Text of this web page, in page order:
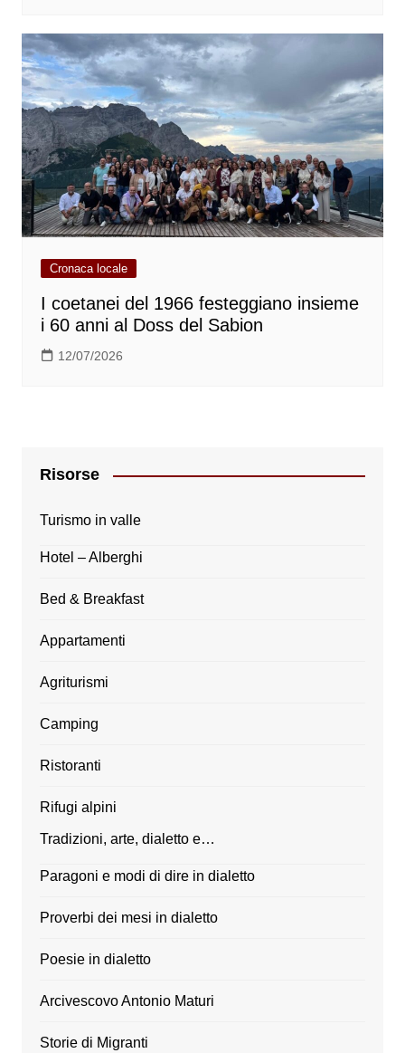
Cronaca locale
I coetanei del 1966 festeggiano insieme
i 60 anni al Doss del Sabion
12/07/2026
Risorse
Turismo in valle
Hotel – Alberghi
Bed & Breakfast
Appartamenti
Agriturismi
Camping
Ristoranti
Rifugi alpini
Tradizioni, arte, dialetto e…
Paragoni e modi di dire in dialetto
Proverbi dei mesi in dialetto
Poesie in dialetto
Arcivescovo Antonio Maturi
Storie di Migranti